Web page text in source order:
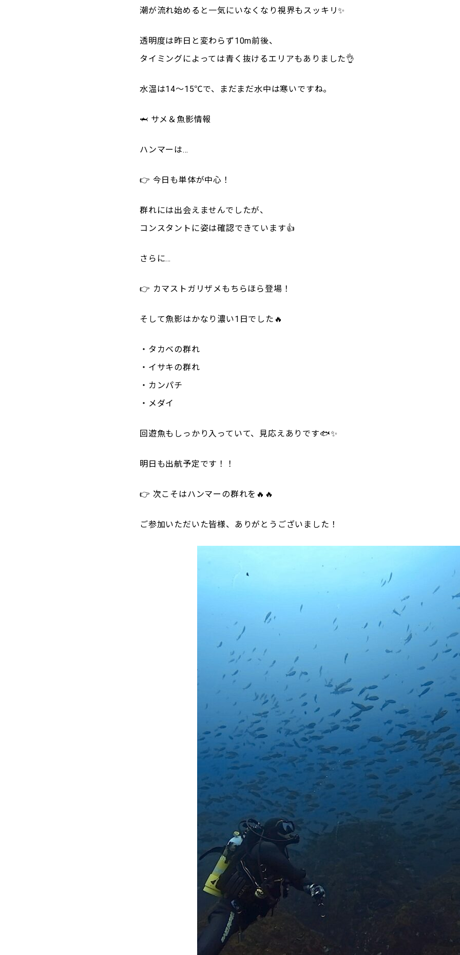
潮が流れ始めると一気にいなくなり視界もスッキリ✨
透明度は昨日と変わらず10m前後、
タイミングによっては青く抜けるエリアもありました👌
水温は14〜15℃で、まだまだ水中は寒いですね。
🦈 サメ＆魚影情報
ハンマーは…
👉 今日も単体が中心！
群れには出会えませんでしたが、
コンスタントに姿は確認できています👍
さらに…
👉 カマストガリザメもちらほら登場！
そして魚影はかなり濃い1日でした🔥
・タカベの群れ
・イサキの群れ
・カンパチ
・メダイ
回遊魚もしっかり入っていて、見応えありです🐟✨
明日も出航予定です！！
👉 次こそはハンマーの群れを🔥🔥
ご参加いただいた皆様、ありがとうございました！